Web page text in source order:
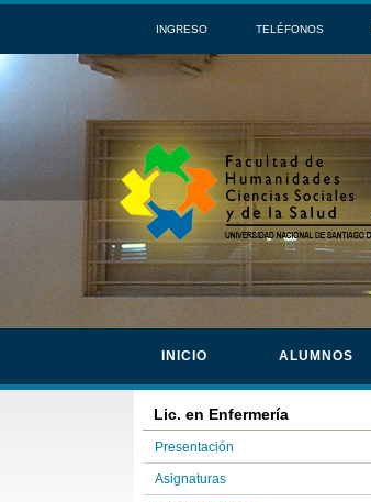
INGRESO TELÉFONOS
INICIO ALUMNOS
Lic. en Enfermería
Presentación
Asignaturas